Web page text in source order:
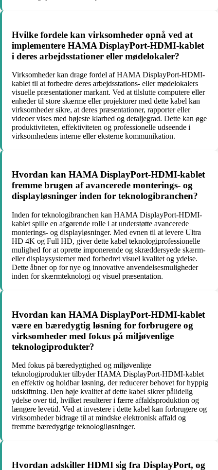
Hvilke fordele kan virksomheder opnå ved at
implementere HAMA DisplayPort-HDMI-kablet
i deres arbejdsstationer eller mødelokaler?
Virksomheder kan drage fordel af HAMA DisplayPort-HDMI-
kablet til at forbedre deres arbejdsstations- eller mødelokalers
visuelle præsentationer markant. Ved at tilslutte computere eller
enheder til store skærme eller projektorer med dette kabel kan
virksomheder sikre, at deres præsentationer, rapporter eller
videoer vises med højeste klarhed og detaljegrad. Dette kan øge
produktiviteten, effektiviteten og professionelle udseende i
virksomhedens interne eller eksterne kommunikation.
Hvordan kan HAMA DisplayPort-HDMI-kablet
fremme brugen af avancerede monterings- og
displayløsninger inden for teknologibranchen?
Inden for teknologibranchen kan HAMA DisplayPort-HDMI-
kablet spille en afgørende rolle i at understøtte avancerede
monterings- og displayløsninger. Med evnen til at levere Ultra
HD 4K og Full HD, giver dette kabel teknologiprofessionelle
mulighed for at oprette imponerende og skræddersyede skærm-
eller displaysystemer med forbedret visuel kvalitet og ydelse.
Dette åbner op for nye og innovative anvendelsesmuligheder
inden for skærmteknologi og visuel præsentation.
Hvordan kan HAMA DisplayPort-HDMI-kablet
være en bæredygtig løsning for forbrugere og
virksomheder med fokus på miljøvenlige
teknologiprodukter?
Med fokus på bæredygtighed og miljøvenlige
teknologiprodukter tilbyder HAMA DisplayPort-HDMI-kablet
en effektiv og holdbar løsning, der reducerer behovet for hyppig
udskiftning. Den høje kvalitet af dette kabel sikrer pålidelig
ydelse over tid, hvilket resulterer i færre affaldsproduktion og
længere levetid. Ved at investere i dette kabel kan forbrugere og
virksomheder bidrage til at mindske elektronisk affald og
fremme bæredygtige teknologiløsninger.
Hvordan adskiller HDMI sig fra DisplayPort, og